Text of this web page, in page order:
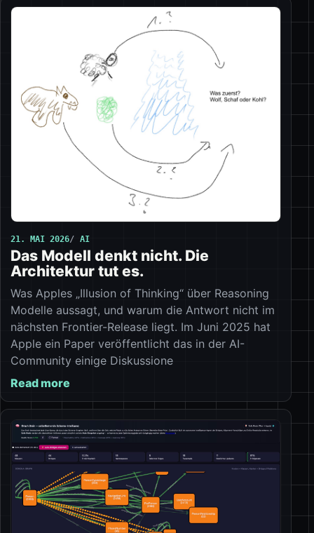
21. MAI 2026 AI
Das Modell denkt nicht. Die
Architektur tut es.
Was Apples „Illusion of Thinking“ über Reasoning
Modelle aussagt, und warum die Antwort nicht im
nächsten Frontier-Release liegt. Im Juni 2025 hat
Apple ein Paper veröffentlicht das in der AI-
Community einige Diskussione
Read more